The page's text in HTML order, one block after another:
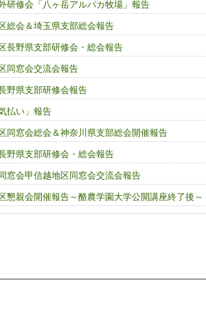
研修会「八ヶ岳アルパカ牧場」報告
総会＆埼玉県支部総会報告
長野県支部研修会・総会報告
同窓会交流会報告
野県支部研修会報告
払い」報告
同窓会総会＆神奈川県支部総会開催報告
野県支部研修会・総会報告
窓会甲信越地区同窓会交流会報告
懇親会開催報告～酪農学園大学公開講座終了後～